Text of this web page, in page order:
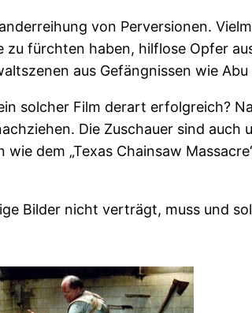
von Perversionen.
fürchten haben, hilflose Opfer
aus Gefängnissen wie
solcher Film derart erfolgreich?
Die Zuschauer sind
dem „Texas Chainsaw
Bilder nicht verträgt, muss und